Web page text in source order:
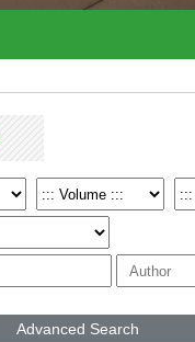
Advanced Search